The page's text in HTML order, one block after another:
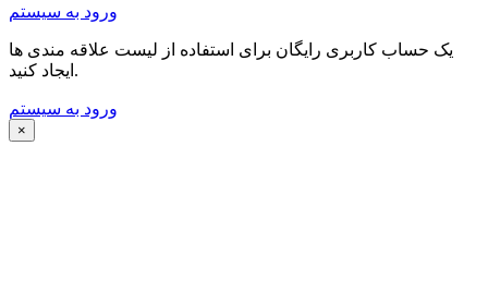
ورود به سیستم
یک حساب کاربری رایگان برای استفاده از لیست علاقه مندی ها
ایجاد کنید.
ورود به سیستم
×